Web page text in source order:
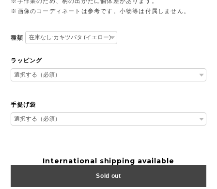
※画像のコーディネートは参考です。小物等は付属しません。
種類
ラッピング
手提げ袋
International shipping available
Sold out